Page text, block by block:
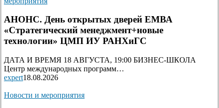
АНОНС. День открытых дверей ЕМВА
«Стратегический менеджмент+новые
технологии» ЦМП ИУ РАНХиГС
ДАТА И ВРЕМЯ 18 АВГУСТА, 19:00 БИЗНЕС-ШКОЛА
Центр международных программ…
expert18.08.2026
Новости и мероприятия